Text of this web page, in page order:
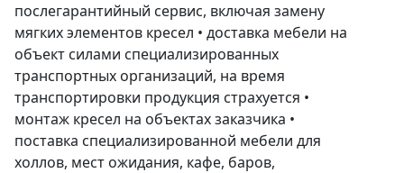
послегарантийный сервис, включая замену
мягких элементов кресел • доставка мебели на
объект силами специализированных
транспортных организаций, на время
транспортировки продукция страхуется •
монтаж кресел на объектах заказчика •
поставка специализированной мебели для
холлов, мест ожидания, кафе, баров,